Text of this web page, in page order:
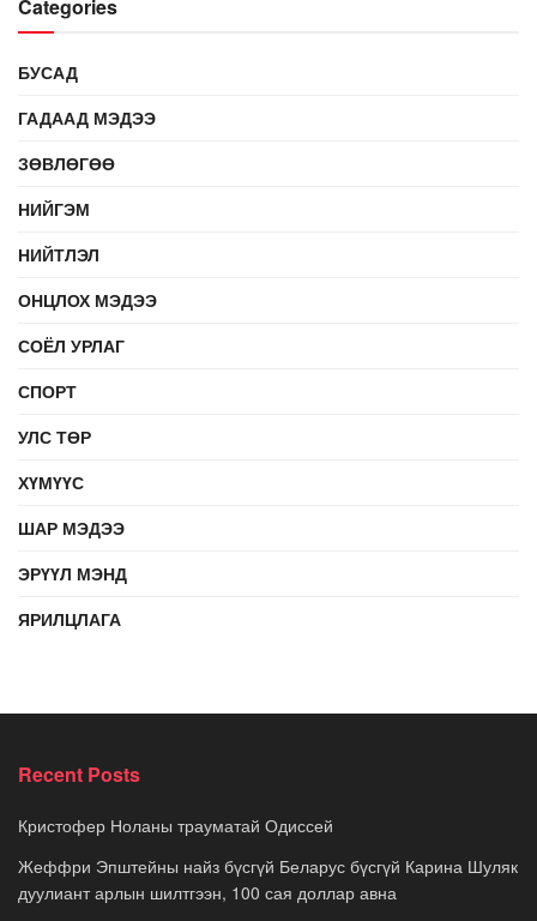
Categories
БУСАД
ГАДААД МЭДЭЭ
ЗӨВЛӨГӨӨ
НИЙГЭМ
НИЙТЛЭЛ
ОНЦЛОХ МЭДЭЭ
СОЁЛ УРЛАГ
СПОРТ
УЛС ТӨР
ХҮМҮҮС
ШАР МЭДЭЭ
ЭРҮҮЛ МЭНД
ЯРИЛЦЛАГА
Recent Posts
Кристофер Ноланы трауматай Одиссей
Жеффри Эпштейны найз бүсгүй Беларус бүсгүй Карина Шуляк
дуулиант арлын шилтгээн, 100 сая доллар авна